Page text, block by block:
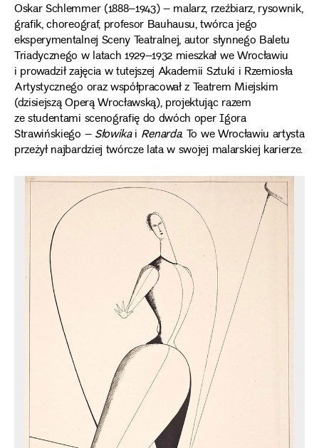
Oskar Schlemmer (1888–1943) – malarz, rzeźbiarz, rysownik,
grafik, choreograf, profesor Bauhausu, twórca jego
eksperymentalnej Sceny Teatralnej, autor słynnego Baletu
Triadycznego w latach 1929–1932 mieszkał we Wrocławiu
i prowadził zajęcia w tutejszej Akademii Sztuki i Rzemiosła
Artystycznego oraz współpracował z Teatrem Miejskim
(dzisiejszą Operą Wrocławską), projektując razem
ze studentami scenografię do dwóch oper Igora
Strawińskiego –Słowikai Renarda. To we Wrocławiu artysta
przeżył najbardziej twórcze lata w swojej malarskiej karierze.